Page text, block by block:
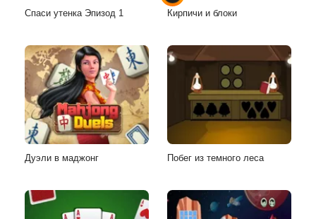
Спаси утенка Эпизод 1 Кирпичи и блоки
Дуэли в маджонг Побег из темного леса